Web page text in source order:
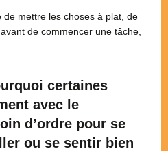
mettre les choses à plat, de
de commencer une tâche,
certaines
avec le
d’ordre pour se
ou se sentir bien